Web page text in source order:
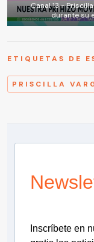
Canal 13 -
durante su
ETIQUETAS DE
PRISCILLA
Inscríbete en